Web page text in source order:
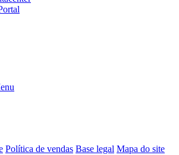
Política de vendas Base legal Mapa do site